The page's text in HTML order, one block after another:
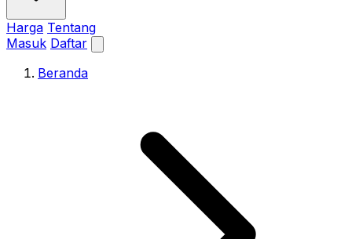
Harga Tentang
Masuk Daftar
Beranda